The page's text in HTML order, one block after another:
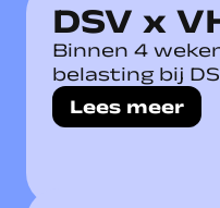
DSV x
Binnen 4
belasting bij
Lees meer